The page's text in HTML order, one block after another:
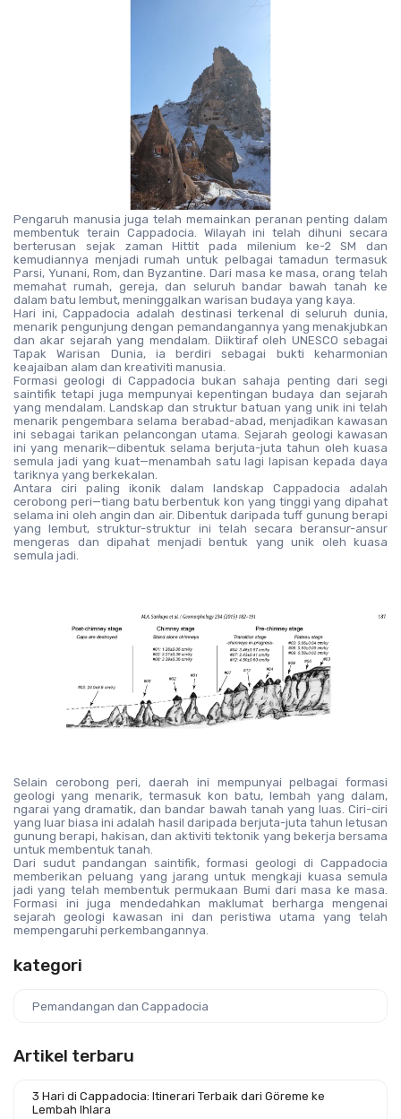
Pengaruh manusia juga telah memainkan peranan penting dalam
membentuk terain Cappadocia. Wilayah ini telah dihuni secara
berterusan sejak zaman Hittit pada milenium ke-2 SM dan
kemudiannya menjadi rumah untuk pelbagai tamadun termasuk
Parsi, Yunani, Rom, dan Byzantine. Dari masa ke masa, orang telah
memahat rumah, gereja, dan seluruh bandar bawah tanah ke
dalam batu lembut, meninggalkan warisan budaya yang kaya.
Hari ini, Cappadocia adalah destinasi terkenal di seluruh dunia,
menarik pengunjung dengan pemandangannya yang menakjubkan
dan akar sejarah yang mendalam. Diiktiraf oleh UNESCO sebagai
Tapak Warisan Dunia, ia berdiri sebagai bukti keharmonian
keajaiban alam dan kreativiti manusia.
Formasi geologi di Cappadocia bukan sahaja penting dari segi
saintifik tetapi juga mempunyai kepentingan budaya dan sejarah
yang mendalam. Landskap dan struktur batuan yang unik ini telah
menarik pengembara selama berabad-abad, menjadikan kawasan
ini sebagai tarikan pelancongan utama. Sejarah geologi kawasan
ini yang menarik—dibentuk selama berjuta-juta tahun oleh kuasa
semula jadi yang kuat—menambah satu lagi lapisan kepada daya
tariknya yang berkekalan.
Antara ciri paling ikonik dalam landskap Cappadocia adalah
cerobong peri—tiang batu berbentuk kon yang tinggi yang dipahat
selama ini oleh angin dan air. Dibentuk daripada tuff gunung berapi
yang lembut, struktur-struktur ini telah secara beransur-ansur
mengeras dan dipahat menjadi bentuk yang unik oleh kuasa
semula jadi.
Selain cerobong peri, daerah ini mempunyai pelbagai formasi
geologi yang menarik, termasuk kon batu, lembah yang dalam,
ngarai yang dramatik, dan bandar bawah tanah yang luas. Ciri-ciri
yang luar biasa ini adalah hasil daripada berjuta-juta tahun letusan
gunung berapi, hakisan, dan aktiviti tektonik yang bekerja bersama
untuk membentuk tanah.
Dari sudut pandangan saintifik, formasi geologi di Cappadocia
memberikan peluang yang jarang untuk mengkaji kuasa semula
jadi yang telah membentuk permukaan Bumi dari masa ke masa.
Formasi ini juga mendedahkan maklumat berharga mengenai
sejarah geologi kawasan ini dan peristiwa utama yang telah
mempengaruhi perkembangannya.
kategori
Pemandangan dan Cappadocia
Artikel terbaru
3 Hari di Cappadocia: Itinerari Terbaik dari Göreme ke
Lembah Ihlara